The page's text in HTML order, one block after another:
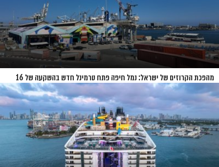
מהפכת הקרוזים של ישראל: נמל חיפה פתח טרמינל חדש בהשקעה של 16